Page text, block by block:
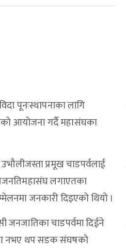
पूनःस्थापनाका लागि
आयोजना गर्दै महासंघका
प्रमूख चाडपर्वलाई
लगाएतका
जनकारी दिइएको थियो ।
जनजातिका चाडपर्वमा दिईने
नभए थप सडक संघषको